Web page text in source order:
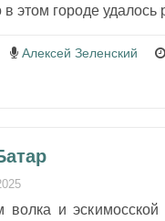
этом городе удалось
Алексей Зеленский
волка и